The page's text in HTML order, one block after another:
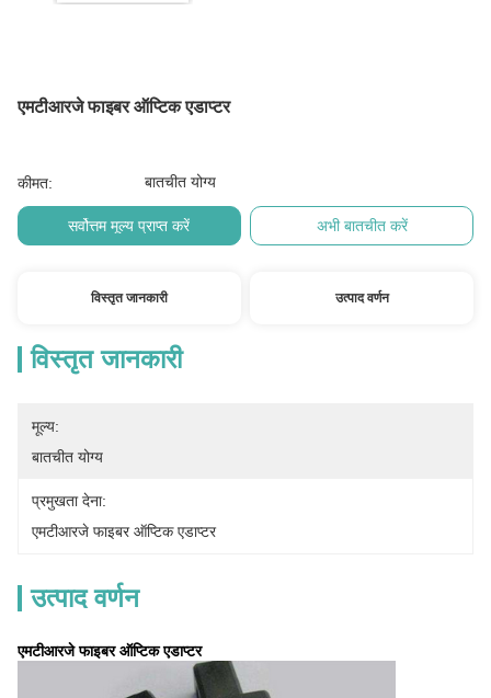
एमटीआरजे फाइबर ऑप्टिक एडाप्टर
कीमत: बातचीत योग्य
सर्वोत्तम मूल्य प्राप्त करें अभी बातचीत करें
विस्तृत जानकारी उत्पाद वर्णन
विस्तृत जानकारी
मूल्य:
बातचीत योग्य
प्रमुखता देना:
एमटीआरजे फाइबर ऑप्टिक एडाप्टर
उत्पाद वर्णन
एमटीआरजे फाइबर ऑप्टिक एडाप्टर